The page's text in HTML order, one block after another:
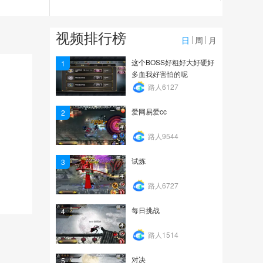
75
爱网易爱cc
71
视频排行榜 日 周 月
1
这个BOSS好粗好大好硬好
多血我好害怕的呢
路人6127
2 爱网易爱cc
路人9544
3 试炼
路人6727
4 每日挑战
路人1514
5 对决